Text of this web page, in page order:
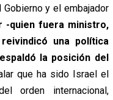
y el embajador
-quien fuera ministro,
una política
la posición del
que ha sido Israel el
orden internacional,